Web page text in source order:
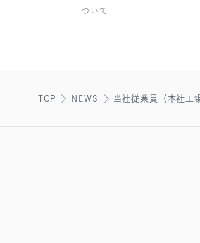
ついて
TOP NEWS 当社従業員（本社工